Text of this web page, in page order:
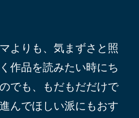
よりも、気まずさと照
作品を読みたい時にち
でも、もだもだだけで
んでほしい派にもおす